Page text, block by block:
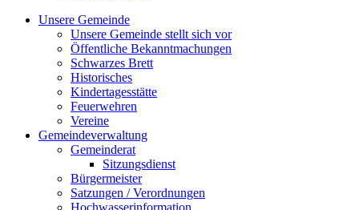
Unsere Gemeinde
Unsere Gemeinde stellt sich vor
Öffentliche Bekanntmachungen
Schwarzes Brett
Historisches
Kindertagesstätte
Feuerwehren
Vereine
Gemeindeverwaltung
Gemeinderat
Sitzungsdienst
Bürgermeister
Satzungen / Verordnungen
Hochwasserinformation